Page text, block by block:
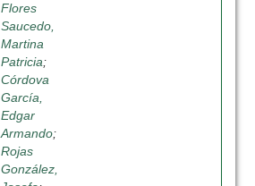
Flores
Saucedo,
Martina
Patricia;
Córdova
García,
Edgar
Armando;
Rojas
González,